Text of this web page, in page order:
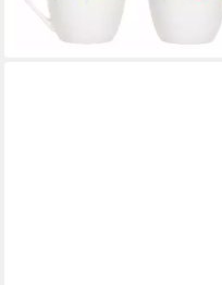
-34%
lieferbar - in 2-3 Werktagen bei dir